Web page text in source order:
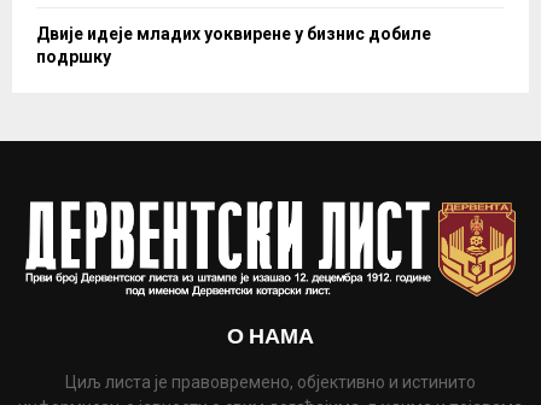
Двије идеје младих уоквирене у бизнис добиле
подршку
О НАМА
Циљ листа је правовремено, објективно и истинито